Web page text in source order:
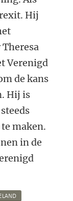
Hij
Verenigd
de kans
Hij is
maken.
in de